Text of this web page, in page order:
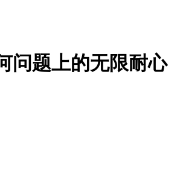
问题上的无限耐心